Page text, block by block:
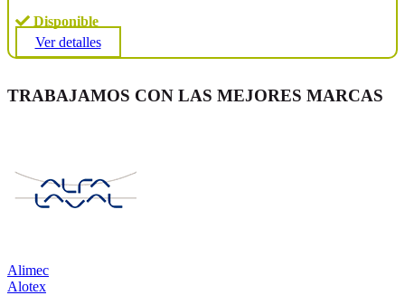
Disponible
Ver detalles
TRABAJAMOS CON LAS MEJORES MARCAS
Alimec
Alotex